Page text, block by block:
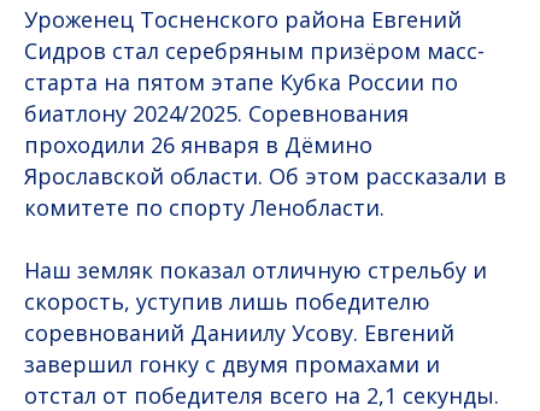
Уроженец Тосненского района Евгений
Сидров стал серебряным призёром масс-
старта на пятом этапе Кубка России по
биатлону 2024/2025. Соревнования
проходили 26 января в Дёмино
Ярославской области. Об этом рассказали в
комитете по спорту Ленобласти.
Наш земляк показал отличную стрельбу и
скорость, уступив лишь победителю
соревнований Даниилу Усову. Евгений
завершил гонку с двумя промахами и
отстал от победителя всего на 2,1 секунды.